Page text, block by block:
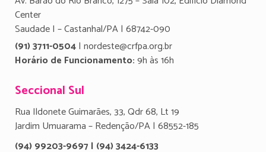
Center
Saudade I – Castanhal/PA | 68742-090
(91) 3711-0504| nordeste@crfpa.org.br
Horário de Funcionamento:9h às 16h
Seccional Sul
Rua Ildonete Guimarães, 33, Qdr 68, Lt 19
Jardim Umuarama – Redenção/PA | 68552-185
(94) 99203-9697 | (94) 3424-6133